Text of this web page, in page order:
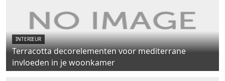
INTERIEUR
Terracotta decorelementen voor mediterrane
invloeden in je woonkamer